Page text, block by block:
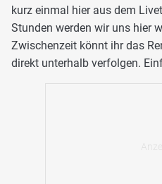
kurz einmal hier aus dem
Stunden werden wir uns hier
Zwischenzeit könnt ihr das
direkt unterhalb verfolgen.